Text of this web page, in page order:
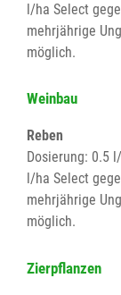
l/ha Select
mehrjährige
möglich.
Weinbau
Reben
Dosierung: 0.5
l/ha Select
mehrjährige
möglich.
Zierpflanzen